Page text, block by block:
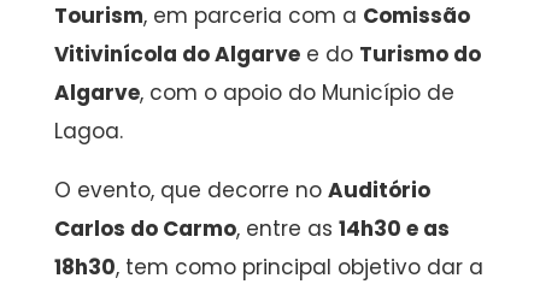
Tourism, em parceria com a Comissão
Vitivinícola do Algarvee do Turismo do
Algarve, com o apoio do Município de
Lagoa.
O evento, que decorre no Auditório
Carlos do Carmo, entre as 14h30 e as
18h30, tem como principal objetivo dar a